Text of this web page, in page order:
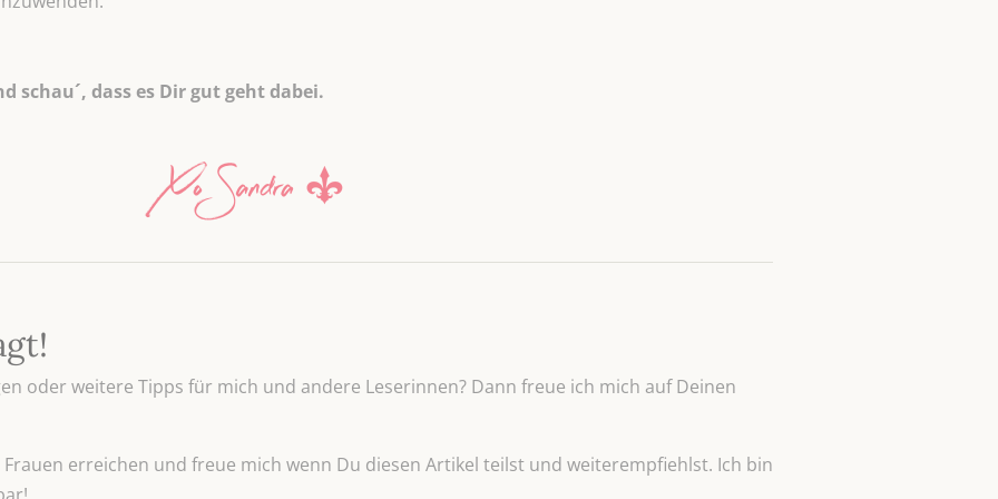
schau´, dass es Dir gut geht dabei.
oder weitere Tipps für mich und andere Leserinnen? Dann freue ich mich auf Deinen
erreichen und freue mich wenn Du diesen Artikel teilst und weiterempfiehlst. Ich bin